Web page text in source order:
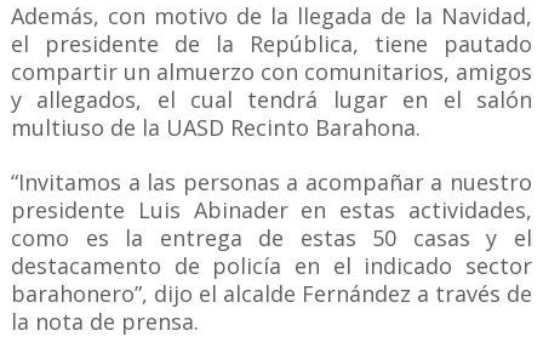
Además, con motivo de la llegada de la Navidad,
el presidente de la República, tiene pautado
compartir un almuerzo con comunitarios, amigos
y allegados, el cual tendrá lugar en el salón
multiuso de la UASD Recinto Barahona.
“Invitamos a las personas a acompañar a nuestro
presidente Luis Abinader en estas actividades,
como es la entrega de estas 50 casas y el
destacamento de policía en el indicado sector
barahonero”, dijo el alcalde Fernández a través de
la nota de prensa.